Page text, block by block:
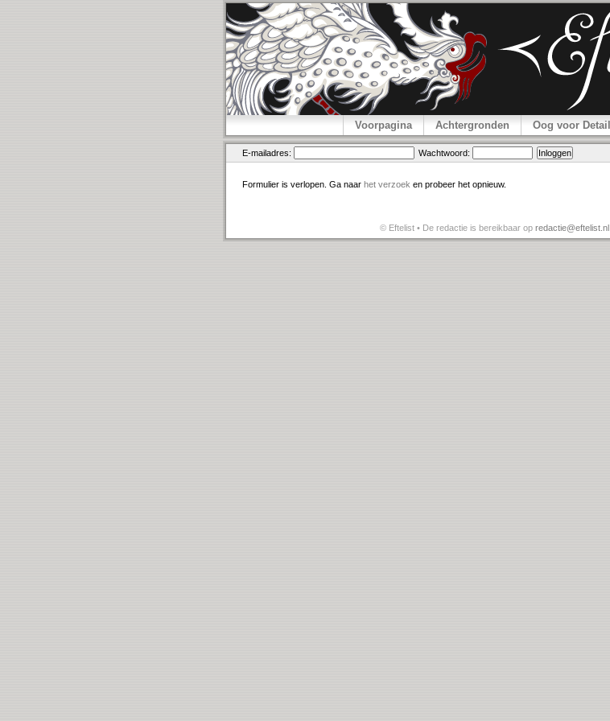
Voorpagina Achtergronden Oog voor Detail
E-mailadres: Wachtwoord:
Formulier is verlopen. Ga naar het verzoek en probeer het opnieuw.
© Eftelist • De redactie is bereikbaar op redactie@eftelist.nl